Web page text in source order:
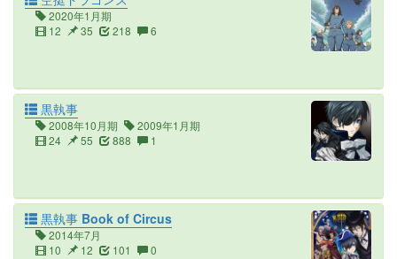
2020年1月期
12
35 218 6
黒執事
2008年10月期
2009年1月期
24
55 888 1
黒執事 Book of Circus
2014年7月
10
12 101 0